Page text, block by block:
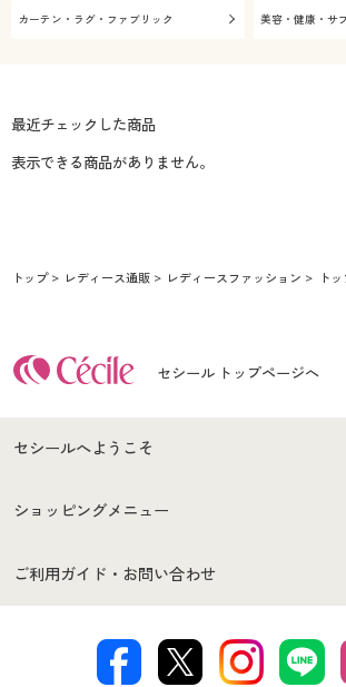
カーテン・ラグ・ファブリック 美容・健康・サ
最近チェックした商品
表示できる商品がありません。
トップ レディース通販 レディースファッション ト
セシール トップページへ
セシールへようこそ
はじめての方へ
セシールご利用規約
著作権・商標について 会社案内
ショッピングメニュー
商品カテゴリ
ご利用ガイド・お問い合わせ